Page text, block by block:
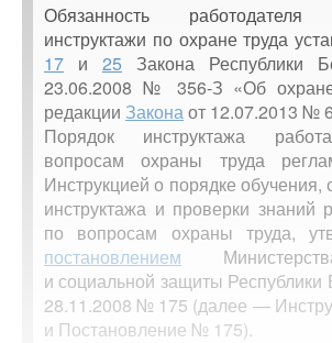
Обязанность работодателя
инструктажи по охране труда
17 и 25 Закона Республики
23.06.2008 № 356-З «Об
редакции Законаот 12.07.2013 №
Порядок инструктажа
вопросам охраны труда
Инструкцией о порядке обучения,
инструктажа и проверки знаний
по вопросам охраны труда,
постановлением
и социальной защиты Республики
28.11.2008 № 175 (далее —
и Постановление № 175).